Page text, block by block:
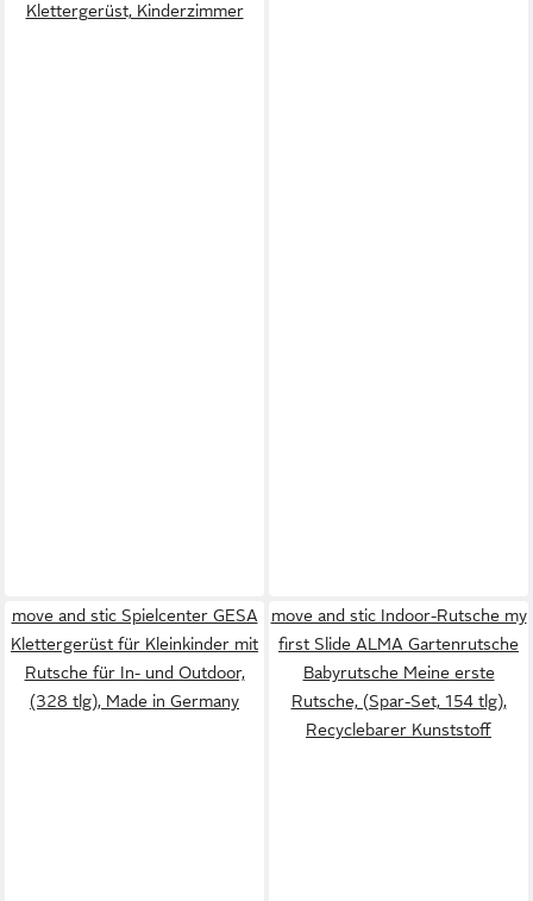
Klettergerüst, Kinderzimmer
move and stic Spielcenter GESA
Klettergerüst für Kleinkinder mit
Rutsche für In- und Outdoor,
(328 tlg), Made in Germany
move and stic Indoor-Rutsche my
first Slide ALMA Gartenrutsche
Babyrutsche Meine erste
Rutsche, (Spar-Set, 154 tlg),
Recyclebarer Kunststoff